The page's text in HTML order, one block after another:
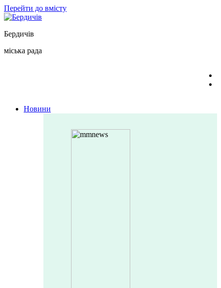
Перейти до вмісту
Бердичів
міська рада
Новини